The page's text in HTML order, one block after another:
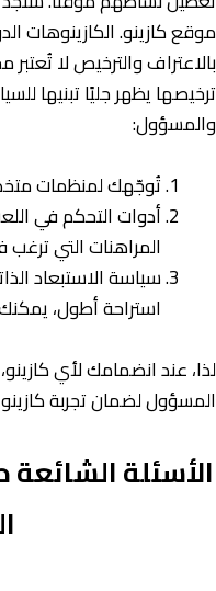
موقع كازينو. الكازينوهات
بالاعتراف والترخيص لا
ترخيصها يظهر جليًا تبنيها
والمسؤول:
تُوجّهك لمنظمات
أدوات التحكم في
المراهنات التي ترغب
سياسة الاستبعاد
استراحة أطول،
لذا، عند انضمامك لأي
المسؤول لضمان تجربة
الأسئلة